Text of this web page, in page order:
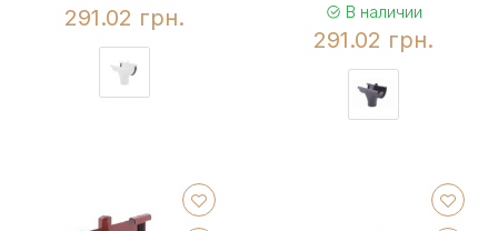
291.02 грн. В наличии
291.02 грн.